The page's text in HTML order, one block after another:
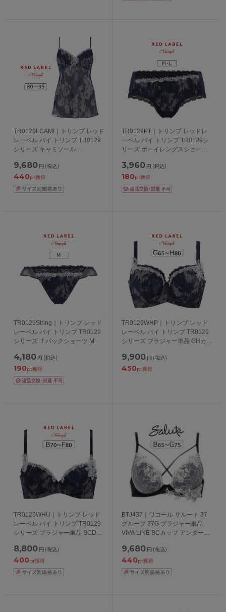
TR0129LCAMI｜トリンプ レッド
レーベル バイ トリンプ TR0129
シリーズ キャミソール
9,680 円 (税込)
440pt獲得
TR0129PT｜トリンプ レッドレ
ーベル バイ トリンプ TR0129シ
リーズ ボーイレングスショーツ
3,960 円 (税込)
180pt獲得
TR0129String｜トリンプ レッド
レーベル バイ トリンプ TR0129
シリーズ Ｔバックショーツ M
4,180 円 (税込)
190pt獲得
TR0129WHP｜トリンプ レッド
レーベル バイ トリンプ TR0129
シリーズ ブラジャー単品 GHカッ
9,900 円 (税込)
450pt獲得
TR0129WHU｜トリンプ レッド
レーベル バイ トリンプ TR0129
シリーズ ブラジャー単品 BCDEF
8,800 円 (税込)
400pt獲得
BTJ437｜ワコール サルート 37
グループ 37G ブラジャー単品
VIVA LINE BCカップ アンダー
9,680 円 (税込)
440pt獲得